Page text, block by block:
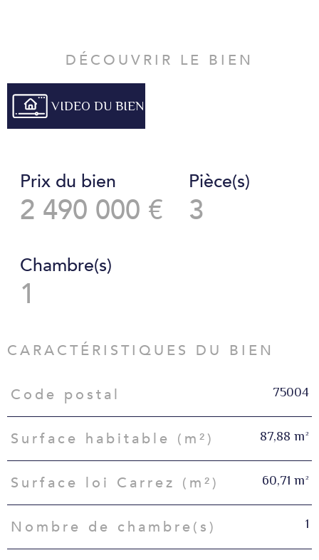
DÉCOUVRIR LE BIEN
VIDEO DU BIEN
Prix du bien
2 490 000 €
Pièce(s)
3
Chambre(s)
1
CARACTÉRISTIQUES DU BIEN
Caractéristiques Valeurs
Code postal 75004
Surface habitable (m²) 87,88 m²
Surface loi Carrez (m²) 60,71 m²
Nombre de chambre(s) 1